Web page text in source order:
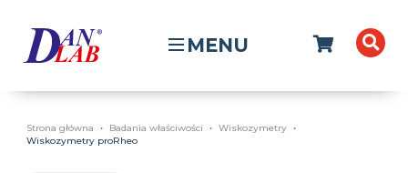
MENU
Strona główna Badania właściwości
Wiskozymetry
Wiskozymetry proRheo